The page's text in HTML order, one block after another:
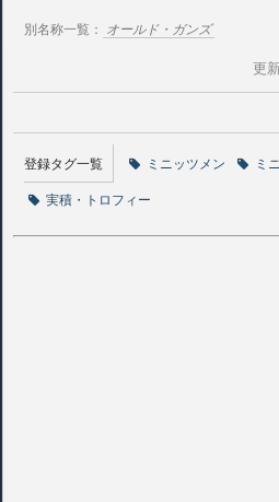
別名称一覧： オールド・ガンズ
更
登録タグ一覧 ミニッツメン
ミ
実積・トロフィー